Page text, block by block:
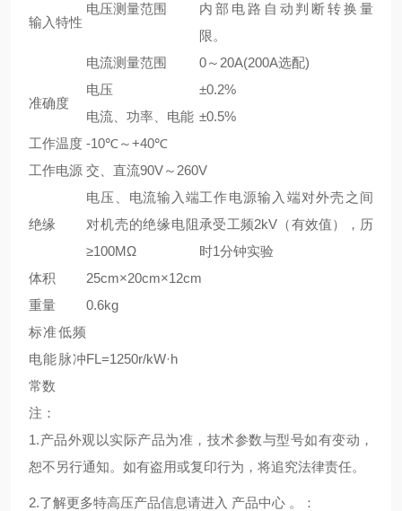
输入特性
电压测量范围
内部电路自动判断转换量
限。
电流测量范围
0～20A(200A选配)
准确度
电压
±0.2%
电流、功率、电能 ±0.5%
工作温度 -10℃～+40℃
工作电源 交、直流90V～260V
绝缘
电压、电流输入端
对机壳的绝缘电阻
≥100MΩ
工作电源输入端对外壳之间
承受工频2kV（有效值），历
时1分钟实验
体积
25cm×20cm×12cm
重量
0.6kg
标准低频
电能脉冲
常数
FL=1250r/kW·h
注：
1.产品外观以实际产品为准，技术参数与型号如有变动，
恕不另行通知。如有盗用或复印行为，将追究法律责任。
2.了解更多特高压产品信息请进入 产品中心 。：